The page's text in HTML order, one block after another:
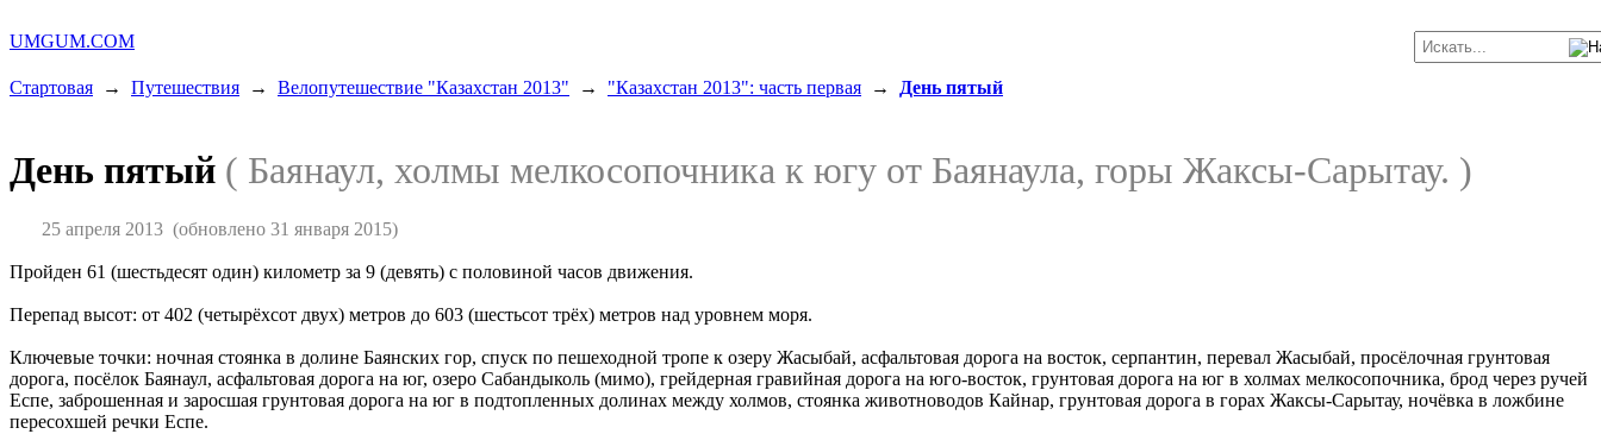
UMGUM.COM
Стартовая → Путешествия → Велопутешествие "Казахстан 2013" → "Казахстан 2013": часть первая → День пятый
День пятый ( Баянаул, холмы мелкосопочника к югу от Баянаула, горы Жаксы-Сарытау. )
25 апреля 2013(обновлено 31 января 2015)
Пройден 61 (шестьдесят один) километр за 9 (девять) с половиной часов движения.
Перепад высот: от 402 (четырёхсот двух) метров до 603 (шестьсот трёх) метров над уровнем моря.
Ключевые точки: ночная стоянка в долине Баянских гор, спуск по пешеходной тропе к озеру Жасыбай, асфальтовая дорога на восток, серпантин, перевал Жасыбай, просёлочная грунтовая
дорога, посёлок Баянаул, асфальтовая дорога на юг, озеро Сабандыколь (мимо), грейдерная гравийная дорога на юго-восток, грунтовая дорога на юг в холмах мелкосопочника, брод через ручей
Еспе, заброшенная и заросшая грунтовая дорога на юг в подтопленных долинах между холмов, стоянка животноводов Кайнар, грунтовая дорога в горах Жаксы-Сарытау, ночёвка в ложбине
пересохшей речки Еспе.